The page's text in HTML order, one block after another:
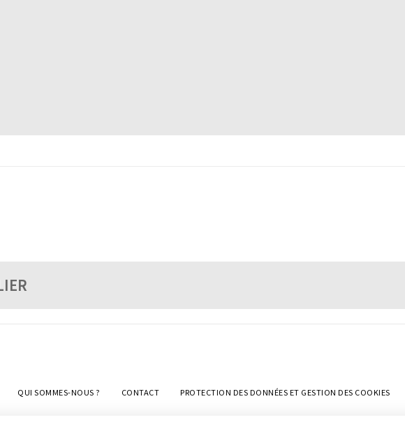
QUI SOMMES-NOUS ? CONTACT PROTECTION DES DONNÉES ET GESTION DES COOKIES